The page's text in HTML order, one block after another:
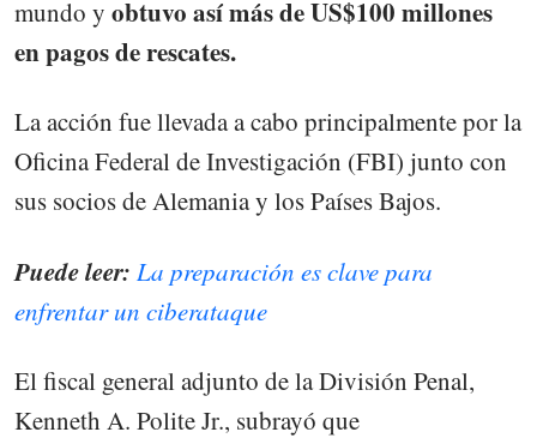
mundo y obtuvo así más de US$100 millones
en pagos de rescates.
La acción fue llevada a cabo principalmente por la
Oficina Federal de Investigación (FBI) junto con
sus socios de Alemania y los Países Bajos.
Puede leer: La preparación es clave para
enfrentar un ciberataque
El fiscal general adjunto de la División Penal,
Kenneth A. Polite Jr., subrayó que